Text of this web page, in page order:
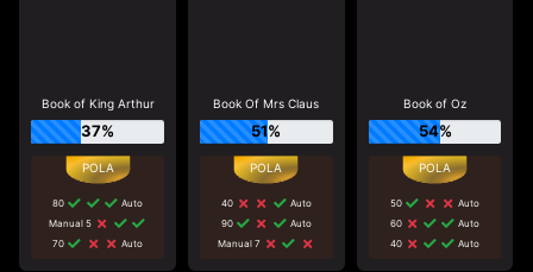
Book of King Arthur
37%
80
Auto
Manual 5
70
Auto
Book Of Mrs Claus
51%
40
Auto
90
Auto
Manual 7
Book of Oz
54%
50
Auto
60
Auto
40
Auto